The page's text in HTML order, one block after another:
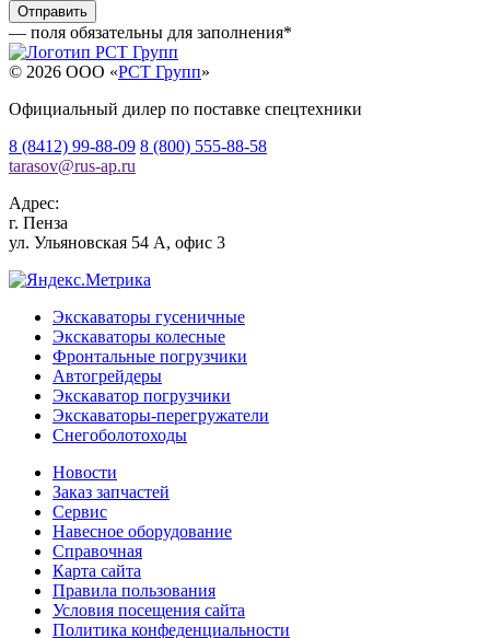
— поля обязательны для заполнения*
© 2026 OOO «РСТ Групп»
Официальный дилер по поставке спецтехники
8 (8412) 99-88-09 8 (800) 555-88-58
tarasov@rus-ap.ru
Адрес:
г. Пенза
ул. Ульяновская 54 А, офис 3
Экскаваторы гусеничные
Экскаваторы колесные
Фронтальные погрузчики
Автогрейдеры
Экскаватор погрузчики
Экскаваторы-перегружатели
Снегоболотоходы
Новости
Заказ запчастей
Сервис
Навесное оборудование
Справочная
Карта сайта
Правила пользования
Условия посещения сайта
Политика конфеденциальности